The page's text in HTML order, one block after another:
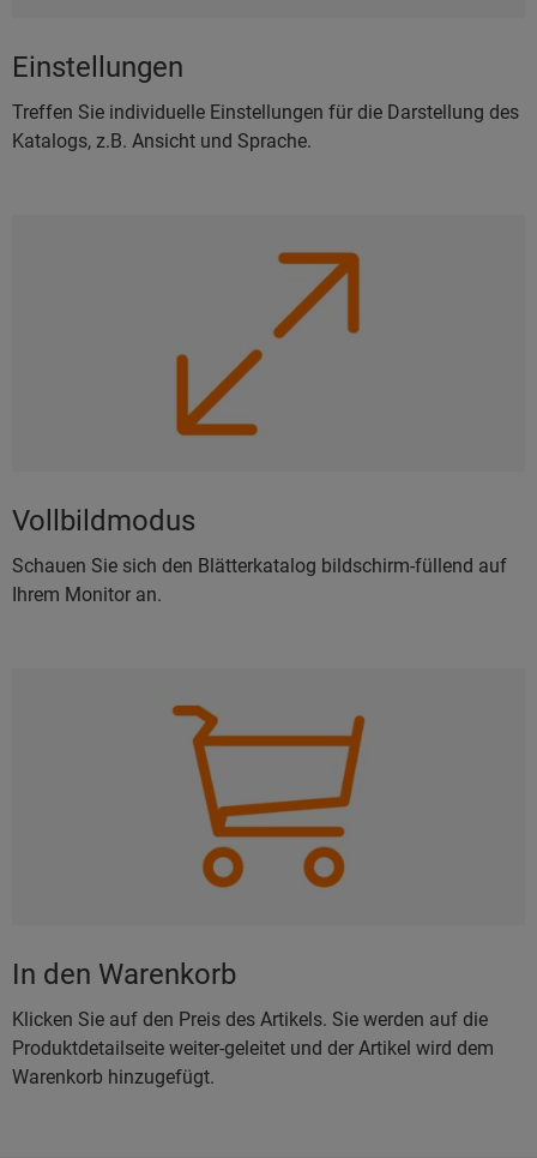
Einstellungen
Treffen Sie individuelle Einstellungen für die Darstellung des
Katalogs, z.B. Ansicht und Sprache.
Vollbildmodus
Schauen Sie sich den Blätterkatalog bildschirm-füllend auf
Ihrem Monitor an.
In den Warenkorb
Klicken Sie auf den Preis des Artikels. Sie werden auf die
Produktdetailseite weiter-geleitet und der Artikel wird dem
Warenkorb hinzugefügt.